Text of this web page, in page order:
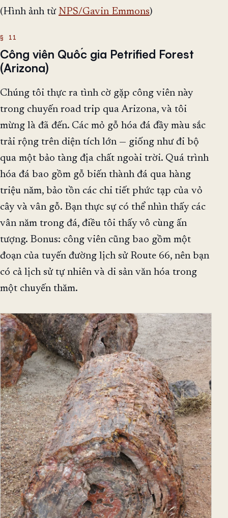
(Hình ảnh từ NPS/Gavin Emmons)
Công viên Quốc gia Petrified Forest
(Arizona)
Chúng tôi thực ra tình cờ gặp công viên này
trong chuyến road trip qua Arizona, và tôi
mừng là đã đến. Các mỏ gỗ hóa đá đầy màu sắc
trải rộng trên diện tích lớn — giống như đi bộ
qua một bảo tàng địa chất ngoài trời. Quá trình
hóa đá bao gồm gỗ biến thành đá qua hàng
triệu năm, bảo tồn các chi tiết phức tạp của vỏ
cây và vân gỗ. Bạn thực sự có thể nhìn thấy các
vân năm trong đá, điều tôi thấy vô cùng ấn
tượng. Bonus: công viên cũng bao gồm một
đoạn của tuyến đường lịch sử Route 66, nên bạn
có cả lịch sử tự nhiên và di sản văn hóa trong
một chuyến thăm.